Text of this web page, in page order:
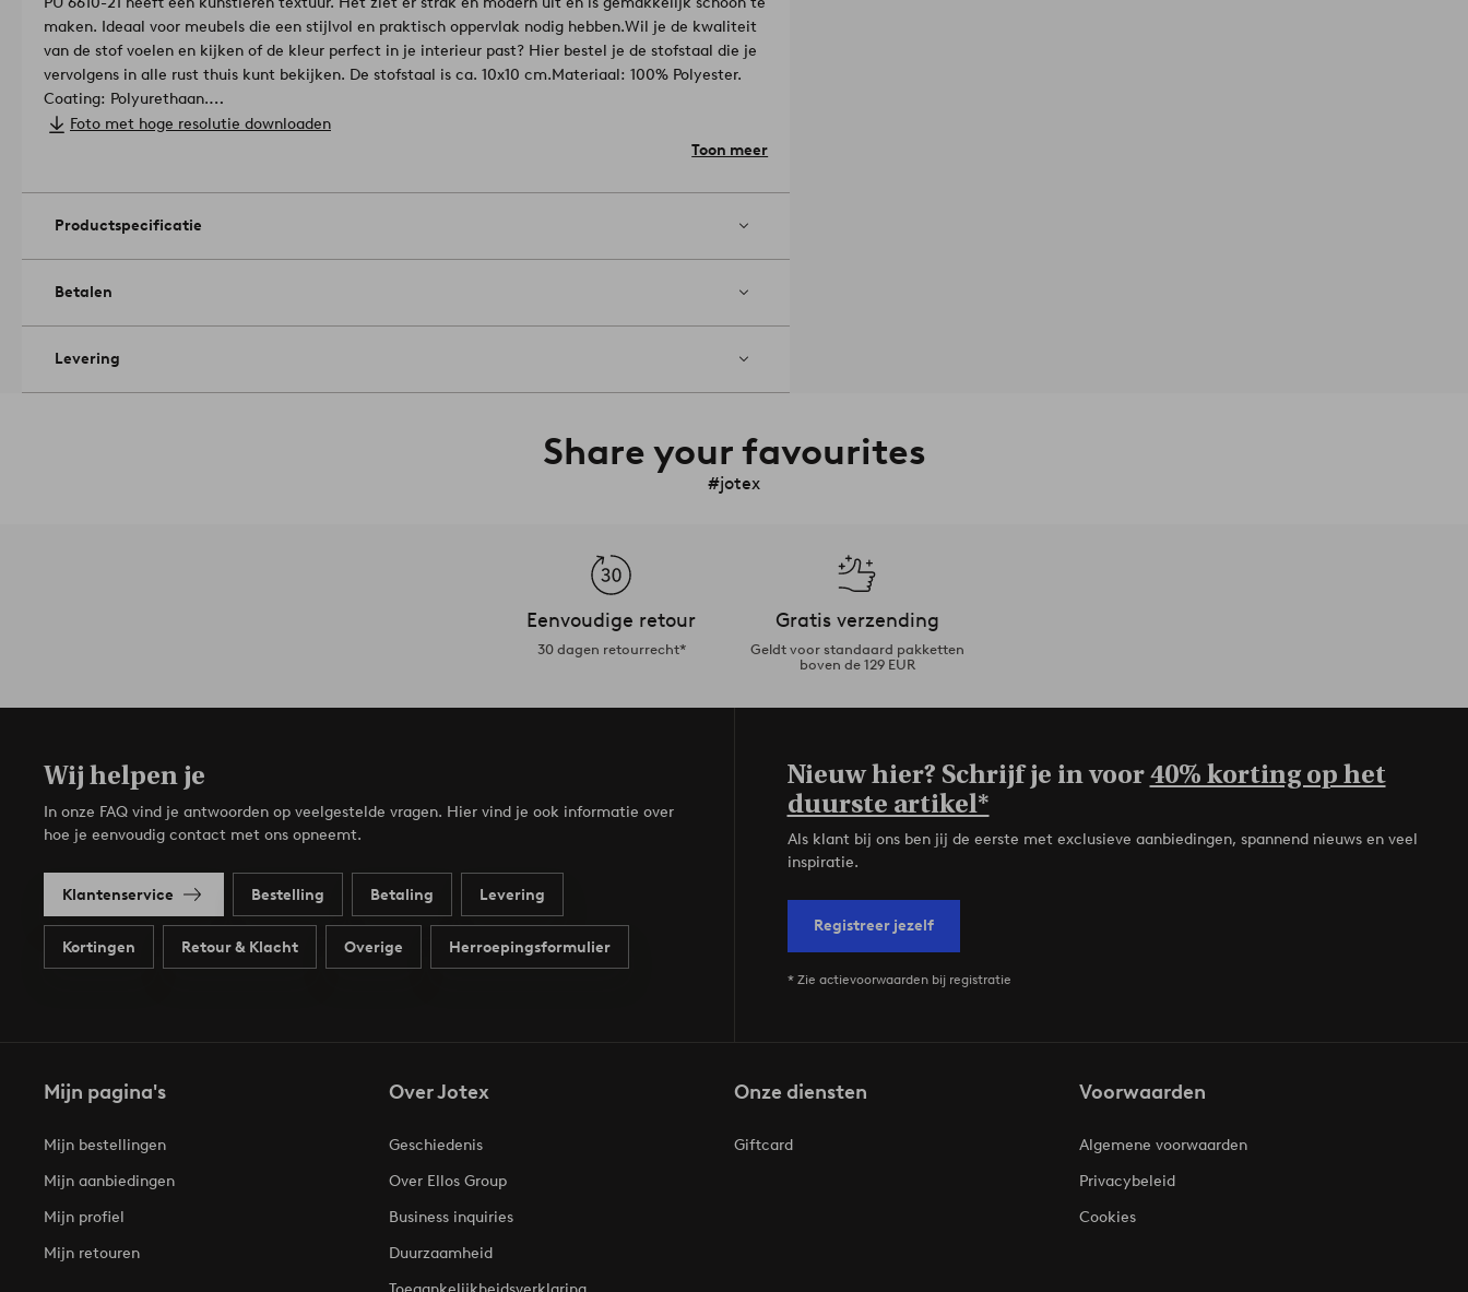
maken. Ideaal voor meubels die een stijlvol en praktisch oppervlak nodig hebben.Wil je de kwaliteit
van de stof voelen en kijken of de kleur perfect in je interieur past? Hier bestel je de stofstaal die je
vervolgens in alle rust thuis kunt bekijken. De stofstaal is ca. 10x10 cm.
Materiaal: 100% Polyester.
Coating: Polyurethaan.
Gramsgewicht: 480 g/m².
Slijtvastheid: 25000 martindale.Artikelnummer: 1741583-02-0
Foto met hoge resolutie downloaden
Toon meer
Productspecificatie
Betalen
Levering
Share your favourites
#jotex
Eenvoudige retour
30 dagen retourrecht*
Gratis verzending
Geldt voor standaard pakketten
boven de 129 EUR
Wij helpen je
In onze FAQ vind je antwoorden op veelgestelde vragen. Hier vind je ook informatie over
hoe je eenvoudig contact met ons opneemt.
Klantenservice Bestelling Betaling Levering
Kortingen Retour & Klacht Overige Herroepingsformulier
Nieuw hier? Schrijf je in voor40% korting op het
duurste artikel*
Als klant bij ons ben jij de eerste met exclusieve aanbiedingen, spannend nieuws en veel
inspiratie.
Registreer jezelf
* Zie actievoorwaarden bij registratie
Mijn pagina's
Mijn bestellingen
Mijn aanbiedingen
Mijn profiel
Mijn retouren
Over Jotex
Geschiedenis
Over Ellos Group
Business inquiries
Duurzaamheid
Onze diensten
Giftcard
Voorwaarden
Algemene voorwaarden
Privacybeleid
Cookies